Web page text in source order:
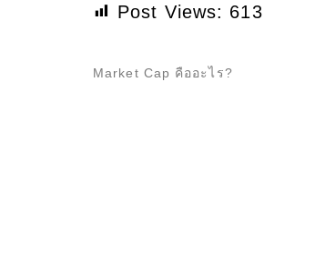
Post Views: 613
Market Cap คืออะไร?